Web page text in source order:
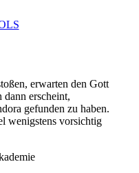
erwarten den Gott
dann erscheint,
gefunden zu haben.
wenigstens vorsichtig